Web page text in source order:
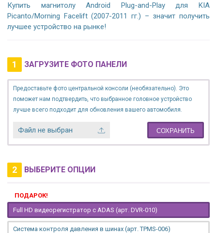
Купить магнитолу Android Plug-and-Play для KIA
Picanto/Morning Facelift (2007-2011 гг.) – значит получить
лучшее устройство на рынке!
1 ЗАГРУЗИТЕ ФОТО ПАНЕЛИ
Предоставьте фото центральной консоли (необязательно). Это
поможет нам подтвердить, что выбранное головное устройство
лучше всего подходит для обновления вашего автомобиля.
Файл не выбран СОХРАНИТЬ
2 ВЫБЕРИТЕ ОПЦИИ
ПОДАРОК!
Full HD видеорегистратор с ADAS (арт. DVR-010)
Система контроля давления в шинах (арт. TPMS-006)